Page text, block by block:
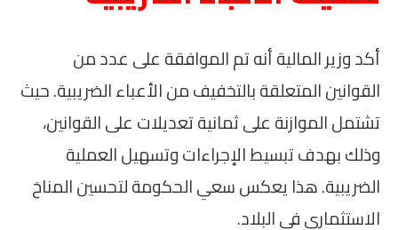
أكد وزير المالية أنه تم الموافقة على عدد من
القوانين المتعلقة بالتخفيف من الأعباء الضريبية. حيث
تشتمل الموازنة على ثمانية تعديلات على القوانين،
وذلك بهدف تبسيط الإجراءات وتسهيل العملية
الضريبية. هذا يعكس سعي الحكومة لتحسين المناخ
الاستثماري في البلاد.